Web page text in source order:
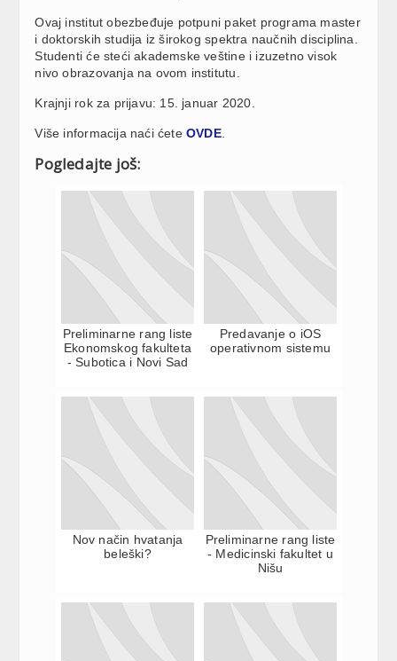
Ovaj institut obezbeđuje potpuni paket programa master
i doktorskih studija iz širokog spektra naučnih disciplina.
Studenti će steći akademske veštine i izuzetno visok
nivo obrazovanja na ovom institutu.
Krajnji rok za prijavu: 15. januar 2020.
Više informacija naći ćeteOVDE.
Pogledajte još:
Preliminarne rang liste
Ekonomskog fakulteta
- Subotica i Novi Sad
Predavanje o iOS
operativnom sistemu
Nov način hvatanja
beleški?
Preliminarne rang liste
- Medicinski fakultet u
Nišu